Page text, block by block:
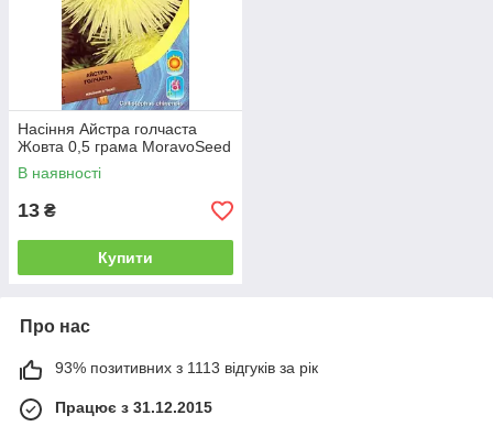
Насіння Айстра голчаста
Жовта 0,5 грама MoravoSeed
В наявності
13 ₴
Купити
Про нас
93% позитивних з 1113 відгуків за рік
Працює з 31.12.2015